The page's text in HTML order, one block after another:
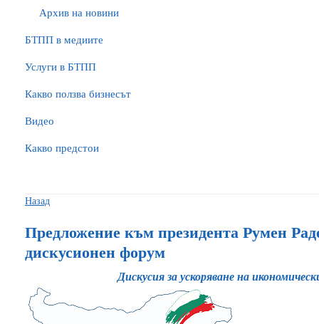
Архив на новини
БTПП в медиите
Услуги в БТПП
Какво ползва бизнесът
Видео
Какво предстои
Назад
Предложение към президента Румен
дискусионен форум
Дискусия за ускоряване на